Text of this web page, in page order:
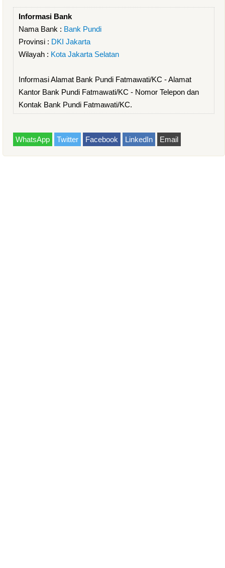
Informasi Bank
Nama Bank : Bank Pundi
Provinsi : DKI Jakarta
Wilayah : Kota Jakarta Selatan
Informasi Alamat Bank Pundi Fatmawati/KC - Alamat
Kantor Bank Pundi Fatmawati/KC - Nomor Telepon dan
Kontak Bank Pundi Fatmawati/KC.
WhatsApp Twitter Facebook LinkedIn Email